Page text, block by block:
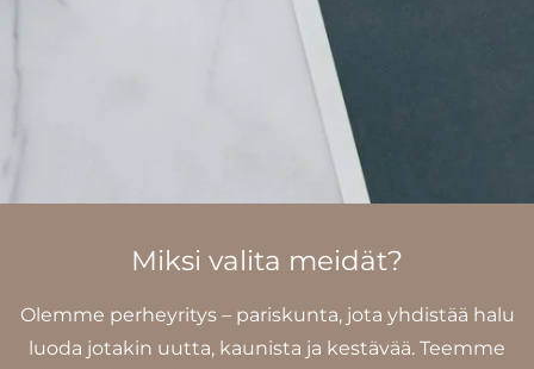
Miksi valita meidät?
Olemme perheyritys – pariskunta, jota yhdistää halu
luoda jotakin uutta, kaunista ja kestävää. Teemme